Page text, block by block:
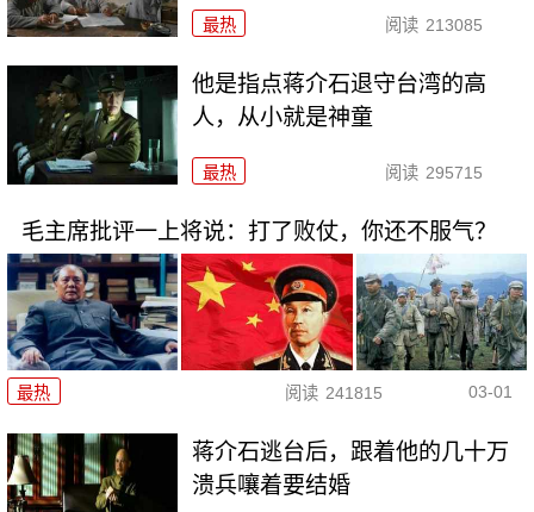
最热 阅读 213085
他是指点蒋介石退守台湾的高
人，从小就是神童
最热 阅读 295715
毛主席批评一上将说：打了败仗，你还不服气？
最热 阅读 241815 03-01
蒋介石逃台后，跟着他的几十万
溃兵嚷着要结婚